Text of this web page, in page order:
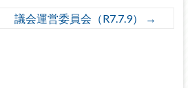
議会運営委員会（R7.7.9） →